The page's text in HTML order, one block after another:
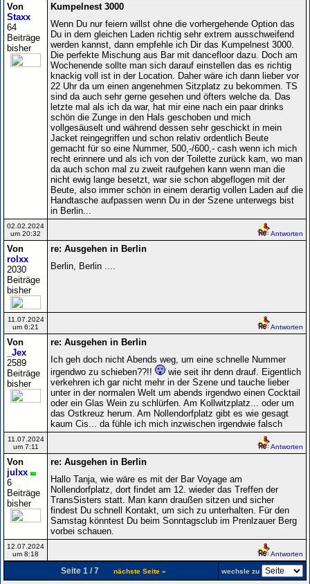
Von
Staxx
64
Beiträge
bisher
Kumpelnest 3000
Wenn Du nur feiern willst ohne die vorhergehende Option das
Du in dem gleichen Laden richtig sehr extrem ausschweifend
werden kannst, dann empfehle ich Dir das Kumpelnest 3000.
Die perfekte Mischung aus Bar mit dancefloor dazu. Doch am
Wochenende sollte man sich darauf einstellen das es richtig
knackig voll ist in der Location. Daher wäre ich dann lieber vor
22 Uhr da um einen angenehmen Sitzplatz zu bekommen. TS
sind da auch sehr gerne gesehen und öfters welche da. Das
letzte mal als ich da war, hat mir eine nach ein paar drinks
schön die Zunge in den Hals geschoben und mich
vollgesäuselt und während dessen sehr geschickt in mein
Jacket reingegriffen und schon relativ ordentlich Beute
gemacht für so eine Nummer, 500,-/600,- cash wenn ich mich
recht erinnere und als ich von der Toilette zurück kam, wo man
da auch schon mal zu zweit raufgehen kann wenn man die
nicht ewig lange besetzt, war sie schon abgeflogen mit der
Beute, also immer schön in einem derartig vollen Laden auf die
Handtasche aufpassen wenn Du in der Szene unterwegs bist
in Berlin...
02.02.2024
um 20:32
Antworten
Von
rolxx
2030
Beiträge
bisher
re: Ausgehen in Berlin
Berlin, Berlin ....
11.07.2024
um 6:21
Antworten
Von
_Jex
2589
Beiträge
bisher
re: Ausgehen in Berlin
Ich geh doch nicht Abends weg, um eine schnelle Nummer
irgendwo zu schieben??!!
wie seit ihr denn drauf. Eigentlich
verkehren ich gar nicht mehr in der Szene und tauche lieber
unter in der normalen Welt um abends irgendwo einen Cocktail
oder ein Glas Wein zu schlürfen. Am Kollwitzplatz... oder um
das Ostkreuz herum. Am Nollendorfplatz gibt es wie gesagt
kaum Cis... da fühle ich mich inzwischen irgendwie falsch
11.07.2024
um 7:11
Antworten
Von
julxx
6
Beiträge
bisher
re: Ausgehen in Berlin
Hallo Tanja, wie wäre es mit der Bar Voyage am
Nollendorfplatz, dort findet am 12. wieder das Treffen der
TransSisters statt. Man kann draußen sitzen und sicher
findest Du schnell Kontakt, um sich zu unterhalten. Für den
Samstag könntest Du beim Sonntagsclub im Prenlzauer Berg
vorbei schauen.
12.07.2024
um 8:18
Antworten
Seite 1 / 7 nächste Seite » wechsle zu